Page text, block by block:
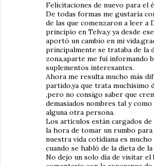
Felicitaciones de nuevo para el
De todas formas me gustaría
de las que comenzaron a leer a
principio en Telva,y ya desde
aportó un cambio en mi
principalmente se trataba de la
zona,aparte me fuí informando
suplementos interesantes.
Ahora me resulta mucho más
partido,ya que trata muchísimo
,pero no consigo saber que
demasiados nombres tal y
alguna otra persona.
Los artículos están cargados
la hora de tomar un rumbo
nuestra vida cotidiana es
cuando se habló de la dieta de la
No dejo un solo día de visitar el